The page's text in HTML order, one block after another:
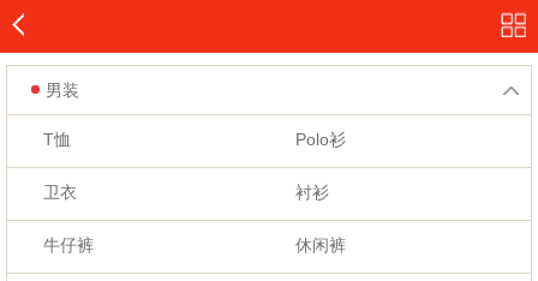
男装
T恤 Polo衫
卫衣 衬衫
牛仔裤 休闲裤